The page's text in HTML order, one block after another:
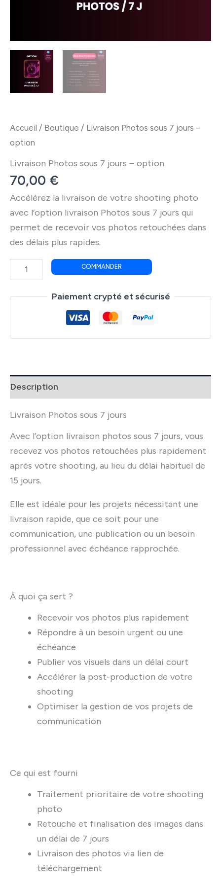
Accueil / Boutique / Livraison Photos sous 7 jours –
option
Livraison Photos sous 7 jours – option
70,00 €
Accélérez la livraison de votre shooting photo
avec l’option livraison Photos sous 7 jours qui
permet de recevoir vos photos retouchées dans
des délais plus rapides.
quantité
de
Livraison
7
option
COMMANDER
Paiement crypté et sécurisé
Description
Livraison Photos sous 7 jours
Avec l’option livraison photos sous 7 jours, vous
recevez vos photos retouchées plus rapidement
après votre shooting, au lieu du délai habituel de
15 jours.
Elle est idéale pour les projets nécessitant une
livraison rapide, que ce soit pour une
communication, une publication ou un besoin
professionnel avec échéance rapprochée.
À quoi ça sert ?
Recevoir vos photos plus rapidement
Répondre à un besoin urgent ou une
échéance
Publier vos visuels dans un délai court
Accélérer la post-production de votre
shooting
Optimiser la gestion de vos projets de
communication
Ce qui est fourni
Traitement prioritaire de votre shooting
photo
Retouche et finalisation des images dans
un délai de 7 jours
Livraison des photos via lien de
téléchargement